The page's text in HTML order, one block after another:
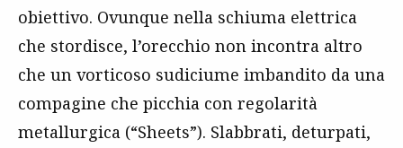
obiettivo. Ovunque nella schiuma elettrica
che stordisce, l’orecchio non incontra altro
che un vorticoso sudiciume imbandito da una
compagine che picchia con regolarità
metallurgica (“Sheets”). Slabbrati, deturpati,